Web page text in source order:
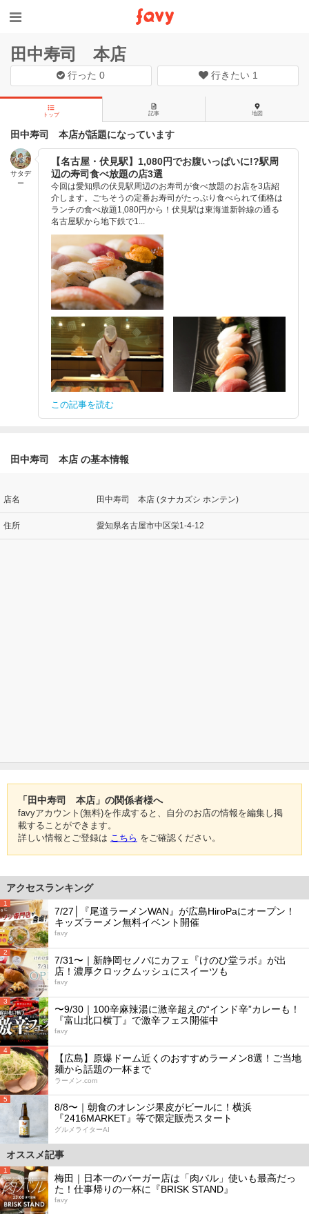
田中寿司 本店
行った0 行きたい 1
トップ 記事 地図
田中寿司 本店が話題になっています
サタデ
ー
【名古屋・伏見駅】1,080円でお腹いっぱいに!?駅周
辺の寿司食べ放題の店3選
今回は愛知県の伏見駅周辺のお寿司が食べ放題のお店を3店紹
介します。ごちそうの定番お寿司がたっぷり食べられて価格は
ランチの食べ放題1,080円から！伏見駅は東海道新幹線の通る
名古屋駅から地下鉄で1...
この記事を読む
田中寿司 本店 の基本情報
店名 田中寿司 本店 (タナカズシ ホンテン)
住所 愛知県名古屋市中区栄1-4-12
「田中寿司 本店」の関係者様へ
favyアカウント(無料)を作成すると、自分のお店の情報を編集し掲
載することができます。
詳しい情報とご登録は こちら をご確認ください。
アクセスランキング
1
7/27│『尾道ラーメンWAN』が広島HiroPaにオープン！
キッズラーメン無料イベント開催
favy
2
7/31〜｜新静岡セノバにカフェ『けのひ堂ラボ』が出
店！濃厚クロックムッシュにスイーツも
favy
3
〜9/30｜100辛麻辣湯に激辛超えの“インド辛”カレーも！
『富山北口横丁』で激辛フェス開催中
favy
4
【広島】原爆ドーム近くのおすすめラーメン8選！ご当地
麺から話題の一杯まで
ラーメン.com
5
8/8〜｜朝食のオレンジ果皮がビールに！横浜
『2416MARKET』等で限定販売スタート
グルメライターAI
オススメ記事
1
梅田｜日本一のバーガー店は「肉バル」使いも最高だっ
た！仕事帰りの一杯に『BRISK STAND』
favy